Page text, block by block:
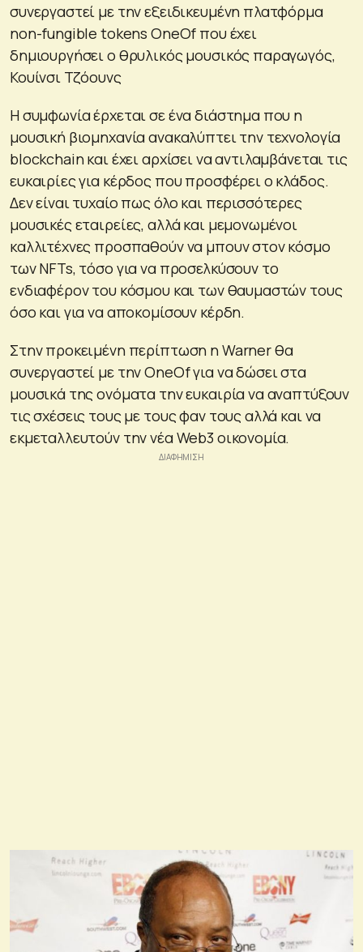
συνεργαστεί με την εξειδικευμένη πλατφόρμα
non-fungible tokens OneOf που έχει
δημιουργήσει ο θρυλικός μουσικός παραγωγός,
Κουίνσι Τζόουνς
Η συμφωνία έρχεται σε ένα διάστημα που η
μουσική βιομηχανία ανακαλύπτει την τεχνολογία
blockchain και έχει αρχίσει να αντιλαμβάνεται τις
ευκαιρίες για κέρδος που προσφέρει ο κλάδος.
Δεν είναι τυχαίο πως όλο και περισσότερες
μουσικές εταιρείες, αλλά και μεμονωμένοι
καλλιτέχνες προσπαθούν να μπουν στον κόσμο
των NFTs, τόσο για να προσελκύσουν το
ενδιαφέρον του κόσμου και των θαυμαστών τους
όσο και για να αποκομίσουν κέρδη.
Στην προκειμένη περίπτωση η Warner θα
συνεργαστεί με την OneOf για να δώσει στα
μουσικά της ονόματα την ευκαιρία να αναπτύξουν
τις σχέσεις τους με τους φαν τους αλλά και να
εκμεταλλευτούν την νέα Web3 οικονομία.